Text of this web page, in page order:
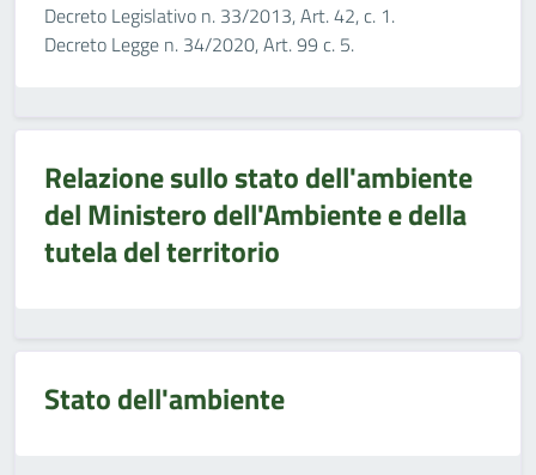
Decreto Legislativo n. 33/2013, Art. 42, c. 1.
Decreto Legge n. 34/2020, Art. 99 c. 5.
Relazione sullo stato dell'ambiente
del Ministero dell'Ambiente e della
tutela del territorio
Stato dell'ambiente